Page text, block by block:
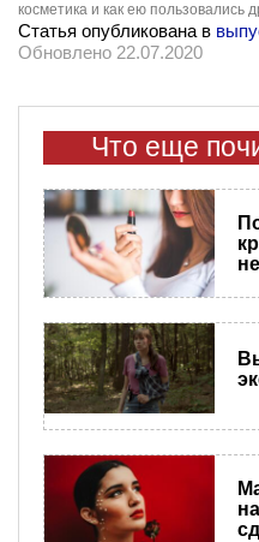
косметика и как ею пользовались
Статья опубликована в
Обновлено 22.07.2020
Что еще